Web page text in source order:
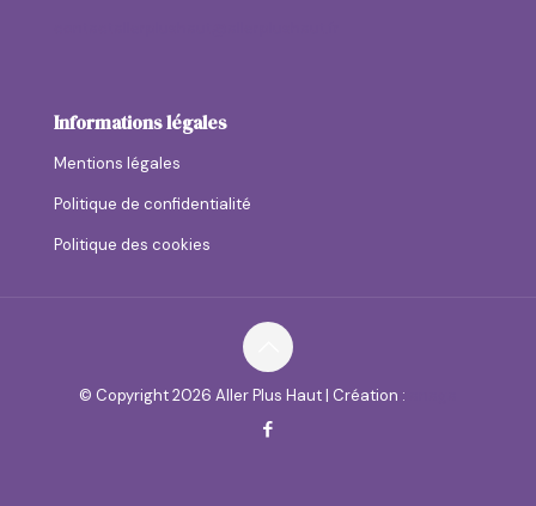
Informations légales
Mentions légales
Politique de confidentialité
Politique des cookies
© Copyright2026 Aller Plus Haut | Création :